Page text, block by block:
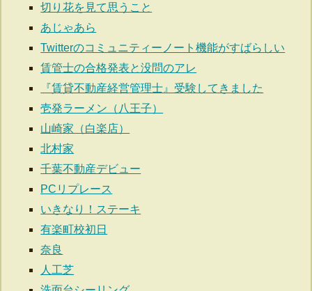
切り花を見て思うこと
あじゃあら
Twitterのコミュニティーノート機能がすばらしい
賃管士の合格発表と没問のアレ
『賃貸不動産経営管理士』受験してきました
壱発ラーメン（八王子）
山崎家（白楽店）
北村家
千葉不動産デビュー
PCリプレース
いきなり！ステーキ
有楽町校初日
奈良
人工芝